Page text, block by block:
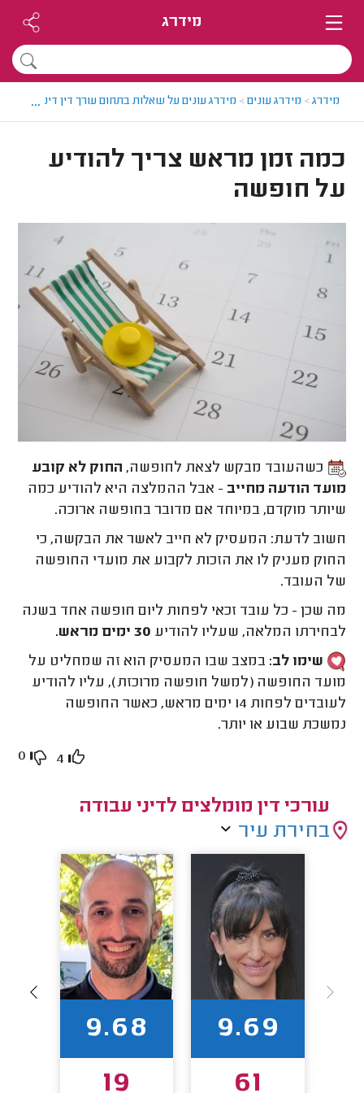
מידרג
מידרג> מידרג עונים> מידרג עונים על שאלות בתחום עורך דין דיני עבודה
...
כמה זמן מראש צריך להודיע
על חופשה
כשהעובד מבקש לצאת לחופשה, החוק לא קובע
מועד הודעה מחייב - אבל ההמלצה היא להודיע כמה
שיותר מוקדם, במיוחד אם מדובר בחופשה ארוכה.
חשוב לדעת: המעסיק לא חייב לאשר את הבקשה, כי
החוק מעניק לו את הזכות לקבוע את מועדי החופשה
של העובד.
מה שכן - כל עובד זכאי לפחות ליום חופשה אחד בשנה
לבחירתו המלאה, שעליו להודיע 30 ימים מראש.
שימו לב: במצב שבו המעסיק הוא זה שמחליט על
מועד החופשה (למשל חופשה מרוכזת), עליו להודיע
לעובדים לפחות 14 ימים מראש, כאשר החופשה
נמשכת שבוע או יותר.
4
0
עורכי דין מומלצים לדיני עבודה
בחירת עיר
9.69
61
9.68
19